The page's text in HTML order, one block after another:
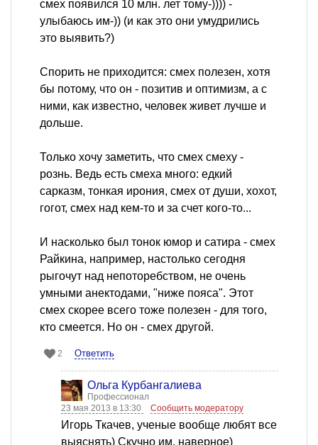
смех появился 10 млн. лет тому-)))) -
улыбаюсь им-)) (и как это они умудрились
это выявить?)
Спорить не приходится: смех полезен, хотя
бы потому, что он - позитив и оптимизм, а с
ними, как известно, человек живет лучше и
дольше.
Только хочу заметить, что смех смеху -
рознь. Ведь есть смеха много: едкий
сарказм, тонкая ирония, смех от души, хохот,
гогот, смех над кем-то и за счет кого-то...
И насколько был тонок юмор и сатира - смех
Райкина, например, настолько сегодня
рыгочут над непоторебством, не очень
умными анектодами, "ниже пояса". Этот
смех скорее всего тоже полезен - для того,
кто смеется. Но он - смех другой.
2 Ответить
Ольга Курбангалиева
Профессионал
23 мая 2013 в 13:30
Сообщить модератору
Игорь Ткачев, ученые вообще любят все
выяснять) Скучно им, наверное)